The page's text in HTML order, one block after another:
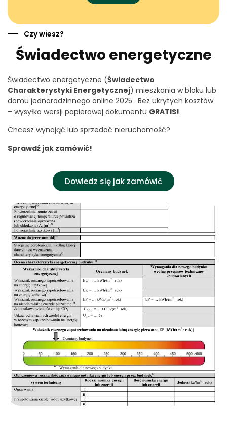
Czy wiesz?
Świadectwo energetyczne
Świadectwo energetyczne (Świadectwo
Charakterystyki Energetycznej) mieszkania w bloku lub
domu jednorodzinnego online 2025 . Bez ukrytych kosztów
– wysyłka wersji papierowej dokumentu GRATIS!
Chcesz wynająć lub sprzedać nieruchomość?
Sprawdź jak zamówić!
Dowiedz się jak zamówić